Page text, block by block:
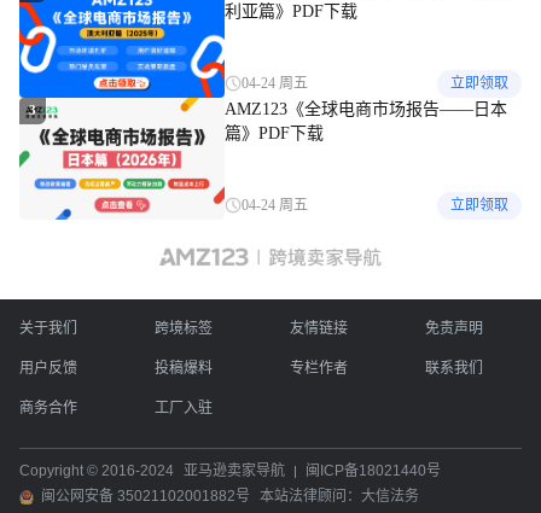
利亚篇》PDF下载
04-24 周五 立即领取
3
AMZ123《全球电商市场报告——日本
篇》PDF下载
04-24 周五 立即领取
关于我们 跨境标签 友情链接 免责声明
用户反馈 投稿爆料 专栏作者 联系我们
商务合作 工厂入驻
Copyright © 2016-2024 亚马逊卖家导航
闽ICP备18021440号
闽公网安备 35021102001882号
本站法律顾问：大信法务